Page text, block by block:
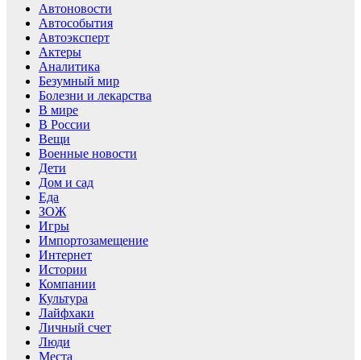
Автоновости
Автособытия
Автоэксперт
Актеры
Аналитика
Безумный мир
Болезни и лекарства
В мире
В России
Вещи
Военные новости
Дети
Дом и сад
Еда
ЗОЖ
Игры
Импортозамещение
Интернет
Истории
Компании
Культура
Лайфхаки
Личный счет
Люди
Места